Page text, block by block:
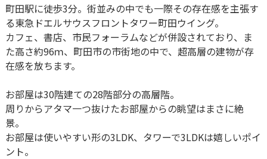
町田駅に徒歩3分。街並みの中でも一際その存在感を主張す
る東急ドエルサウスフロントタワー町田ウイング。
カフェ、書店、市民フォーラムなどが併設されており、ま
た高さ約96ｍ、町田市の市街地の中で、超高層の建物が存
在感を放ちます。
お部屋は30階建ての28階部分の高層階。
周りからアタマ一つ抜けたお部屋からの眺望はまさに絶
景。
お部屋は使いやすい形の3LDK、タワーで3LDKは嬉しいポイ
ント。